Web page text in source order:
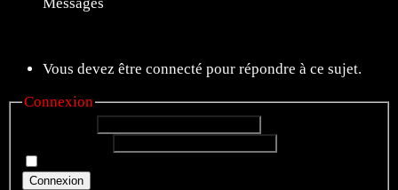
Vous devez être connecté pour répondre à ce sujet.
Connexion
Connexion